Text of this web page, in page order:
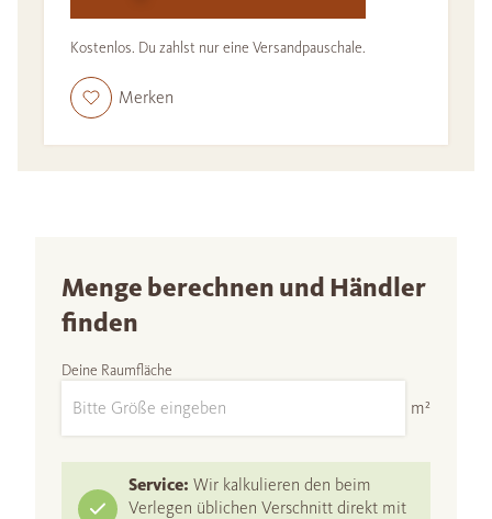
Kostenlos. Du zahlst nur eine Versandpauschale.
Merken
Menge berechnen und Händler
finden
Deine Raumfläche
m²
Service: Wir kalkulieren den beim
Verlegen üblichen Verschnitt direkt mit